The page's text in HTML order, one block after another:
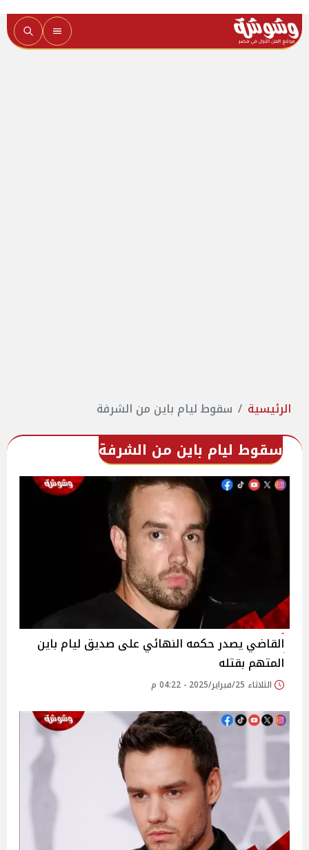
الرئيسية سقوط ليام باين من الشرفة
سقوط ليام باين من الشرفة
القاضي يصدر حكمه النهائي على صديق ليام باين
المتهم بقتله
الثلاثاء 25/فبراير/2025 - 04:22 م